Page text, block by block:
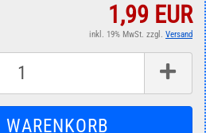
1,99 EUR
inkl. 19% MwSt. zzgl. Versand